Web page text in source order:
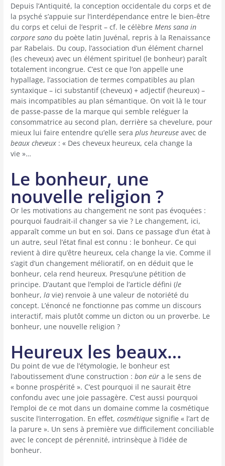
Depuis l’Antiquité, la conception occidentale du corps et de
la psyché s’appuie sur l’interdépendance entre le bien-être
du corps et celui de l’esprit – cf. le célèbre Mens sana in
corpore sano du poète latin Juvénal, repris à la Renaissance
par Rabelais. Du coup, l’association d’un élément charnel
(les cheveux) avec un élément spirituel (le bonheur) paraît
totalement incongrue. C’est ce que l’on appelle une
hypallage, l’association de termes compatibles au plan
syntaxique – ici substantif (cheveux) + adjectif (heureux) –
mais incompatibles au plan sémantique. On voit là le tour
de passe-passe de la marque qui semble reléguer la
consommatrice au second plan, derrière sa chevelure, pour
mieux lui faire entendre qu’elle seraplus heureuse avec de
beaux cheveux : « Des cheveux heureux, cela change la
vie »…
Le bonheur, une
nouvelle religion ?
Or les motivations au changement ne sont pas évoquées :
pourquoi faudrait-il changer sa vie ? Le changement, ici,
apparaît comme un but en soi. Dans ce passage d’un état à
un autre, seul l’état final est connu : le bonheur. Ce qui
revient à dire qu’être heureux, cela change la vie. Comme il
s’agit d’un changement mélioratif, on en déduit que le
bonheur, cela rend heureux. Presqu’une pétition de
principe. D’autant que l’emploi de l’article défini (le
bonheur,la vie) renvoie à une valeur de notoriété du
concept. L’énoncé ne fonctionne pas comme un discours
interactif, mais plutôt comme un dicton ou un proverbe. Le
bonheur, une nouvelle religion ?
Heureux les beaux…
Du point de vue de l’étymologie, le bonheur est
l’aboutissement d’une construction : bon eüra le sens de
« bonne prospérité ». C’est pourquoi il ne saurait être
confondu avec une joie passagère. C’est aussi pourquoi
l’emploi de ce mot dans un domaine comme la cosmétique
suscite l’interrogation. En effet,cosmétique signifie « l’art de
la parure ». Un sens à première vue difficilement conciliable
avec le concept de pérennité, intrinsèque à l’idée de
bonheur.